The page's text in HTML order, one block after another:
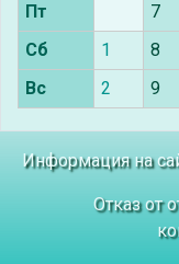
Пт
7
Сб
1 8
Вс
2 9
Информация на
Отказ от